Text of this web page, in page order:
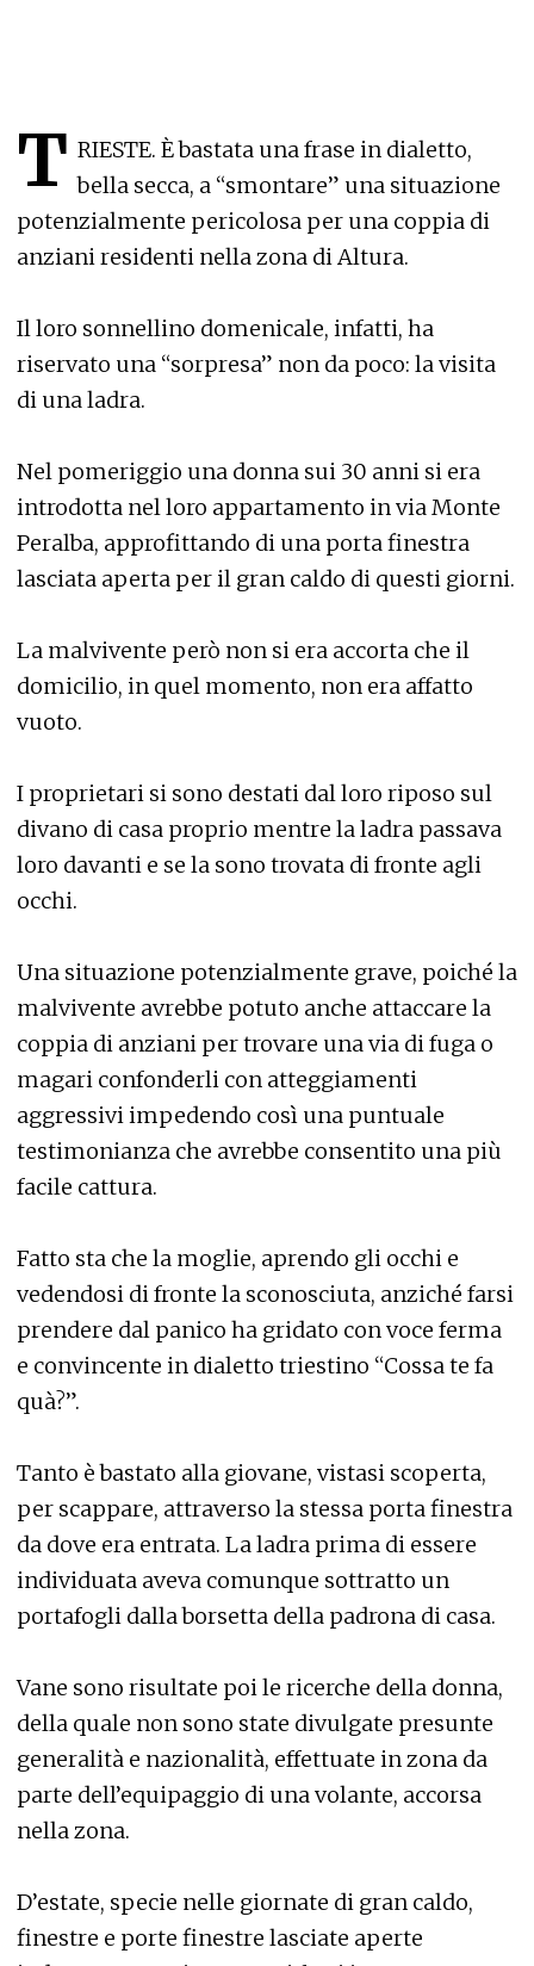
T RIESTE. È bastata una frase in dialetto,
bella secca, a “smontare” una situazione
potenzialmente pericolosa per una coppia di
anziani residenti nella zona di Altura.
Il loro sonnellino domenicale, infatti, ha
riservato una “sorpresa” non da poco: la visita
di una ladra.
Nel pomeriggio una donna sui 30 anni si era
introdotta nel loro appartamento in via Monte
Peralba, approfittando di una porta finestra
lasciata aperta per il gran caldo di questi giorni.
La malvivente però non si era accorta che il
domicilio, in quel momento, non era affatto
vuoto.
I proprietari si sono destati dal loro riposo sul
divano di casa proprio mentre la ladra passava
loro davanti e se la sono trovata di fronte agli
occhi.
Una situazione potenzialmente grave, poiché la
malvivente avrebbe potuto anche attaccare la
coppia di anziani per trovare una via di fuga o
magari confonderli con atteggiamenti
aggressivi impedendo così una puntuale
testimonianza che avrebbe consentito una più
facile cattura.
Fatto sta che la moglie, aprendo gli occhi e
vedendosi di fronte la sconosciuta, anziché farsi
prendere dal panico ha gridato con voce ferma
e convincente in dialetto triestino “Cossa te fa
quà?”.
Tanto è bastato alla giovane, vistasi scoperta,
per scappare, attraverso la stessa porta finestra
da dove era entrata. La ladra prima di essere
individuata aveva comunque sottratto un
portafogli dalla borsetta della padrona di casa.
Vane sono risultate poi le ricerche della donna,
della quale non sono state divulgate presunte
generalità e nazionalità, effettuate in zona da
parte dell’equipaggio di una volante, accorsa
nella zona.
D’estate, specie nelle giornate di gran caldo,
finestre e porte finestre lasciate aperte